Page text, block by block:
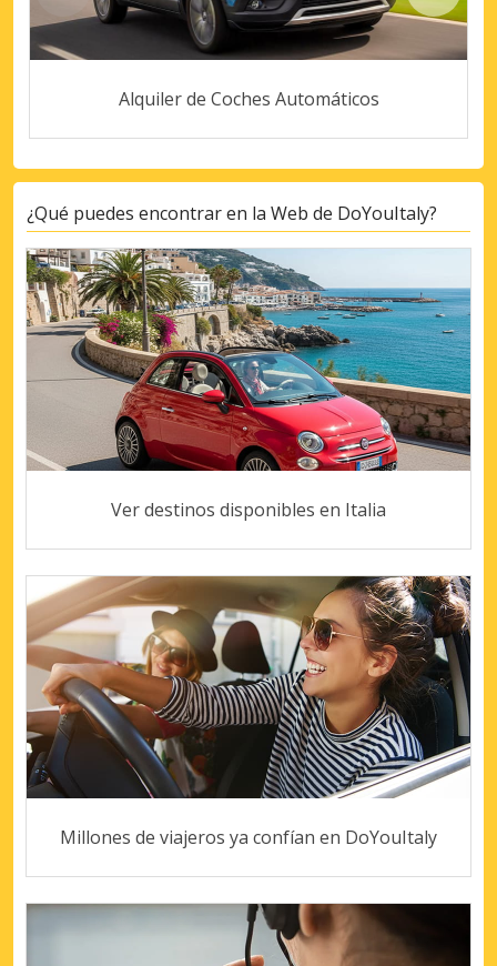
Alquiler de Coches Automáticos
¿Qué puedes encontrar en la Web de DoYouItaly?
Ver destinos disponibles en Italia
Millones de viajeros ya confían en DoYouItaly